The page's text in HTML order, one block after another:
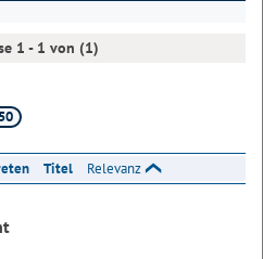
1 - 1 von (1)
50
Titel Relevanz